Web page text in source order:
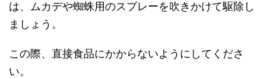
は、ムカデや蜘蛛用のスプレーを吹きかけて駆除し
ましょう。
この際、直接食品にかからないようにしてくださ
い。